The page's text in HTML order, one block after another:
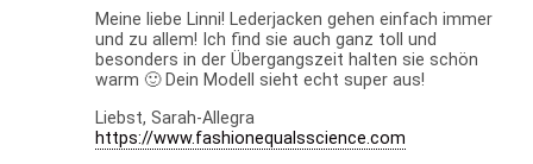
Meine liebe Linni! Lederjacken gehen einfach immer
und zu allem! Ich find sie auch ganz toll und
besonders in der Übergangszeit halten sie schön
warm 🙂 Dein Modell sieht echt super aus!
Liebst, Sarah-Allegra
https://www.fashionequalsscience.com